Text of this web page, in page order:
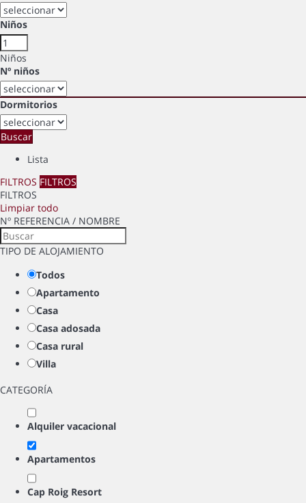
Niños
Niños
Nº niños
Dormitorios
Buscar
Lista
FILTROS FILTROS
FILTROS
Limpiar todo
Nº REFERENCIA / NOMBRE
TIPO DE ALOJAMIENTO
Todos
Apartamento
Casa
Casa adosada
Casa rural
Villa
CATEGORÍA
Alquiler vacacional
Apartamentos
Cap Roig Resort